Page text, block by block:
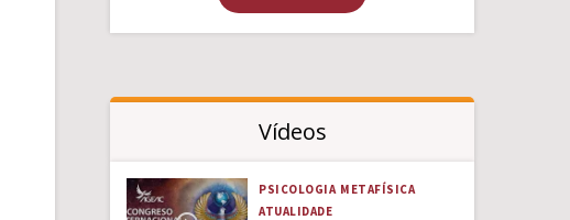
Vídeos
PSICOLOGIA METAFÍSICA
ATUALIDADE